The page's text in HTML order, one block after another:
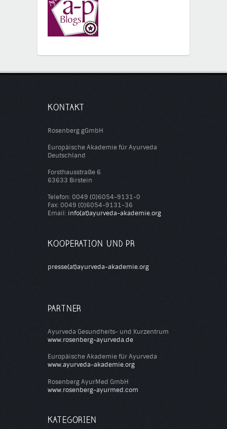
KONTAKT
Rosenberg gGmbH
Europäische Akademie für Ayurveda
Deutschland
Forsthausstraße 6
63633 Birstein
Telefon: 0049 (0)6054-9131-0
Fax: 0049 (0)6054-9131-36
Email: info(at)ayurveda-akademie.org
KOOPERATION UND PR
presse(at)ayurveda-akademie.org
PARTNER
Ayurveda Gesundheits- und Kurzentrum
www.rosenberg-ayurveda.de
Europäische Akademie für Ayurveda
www.ayurveda-akademie.org
Rosenberg AyurMed GmbH
www.rosenberg-ayurmed.com
KATEGORIEN